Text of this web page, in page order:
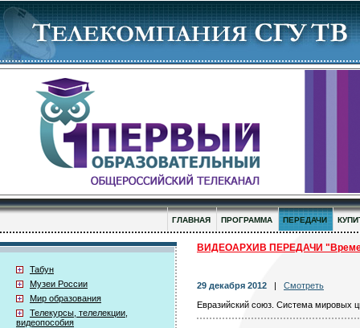
ГЛАВНАЯ ПРОГРАММА ПЕРЕДАЧИ
Табун
Музеи России
Мир образования
Телекурсы, телелекции,
видеопособия
ВИДЕОАРХИВ ПЕРЕДАЧИ
29 декабря 2012
Смотреть
Евразийский союз. Система мировых